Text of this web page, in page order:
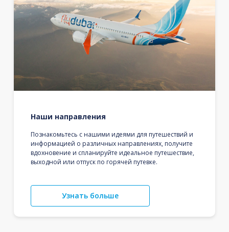
Наши направления
Познакомьтесь с нашими идеями для путешествий и
информацией о различных направлениях, получите
вдохновение и спланируйте идеальное путешествие,
выходной или отпуск по горячей путевке.
Узнать больше